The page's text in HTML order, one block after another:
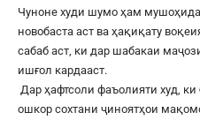
Чуноне худи шумо ҳам
новобаста аст ва ҳақиқату
сабаб аст, ки дар шабакаи
ишғол кардааст.
Дар ҳафтсоли фаъолияти худ, ки
ошкор сохтани ҷиноятҳои